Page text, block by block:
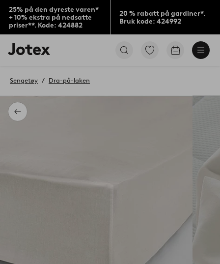
25% på den dyreste varen*
+ 10% ekstra på nedsatte
priser**. Kode: 424882
20 % rabatt på gardiner*.
Bruk kode: 424992
Jotex’
logo
til
Gå
Gå
Tilbake
Sengetøy Dra-på-laken